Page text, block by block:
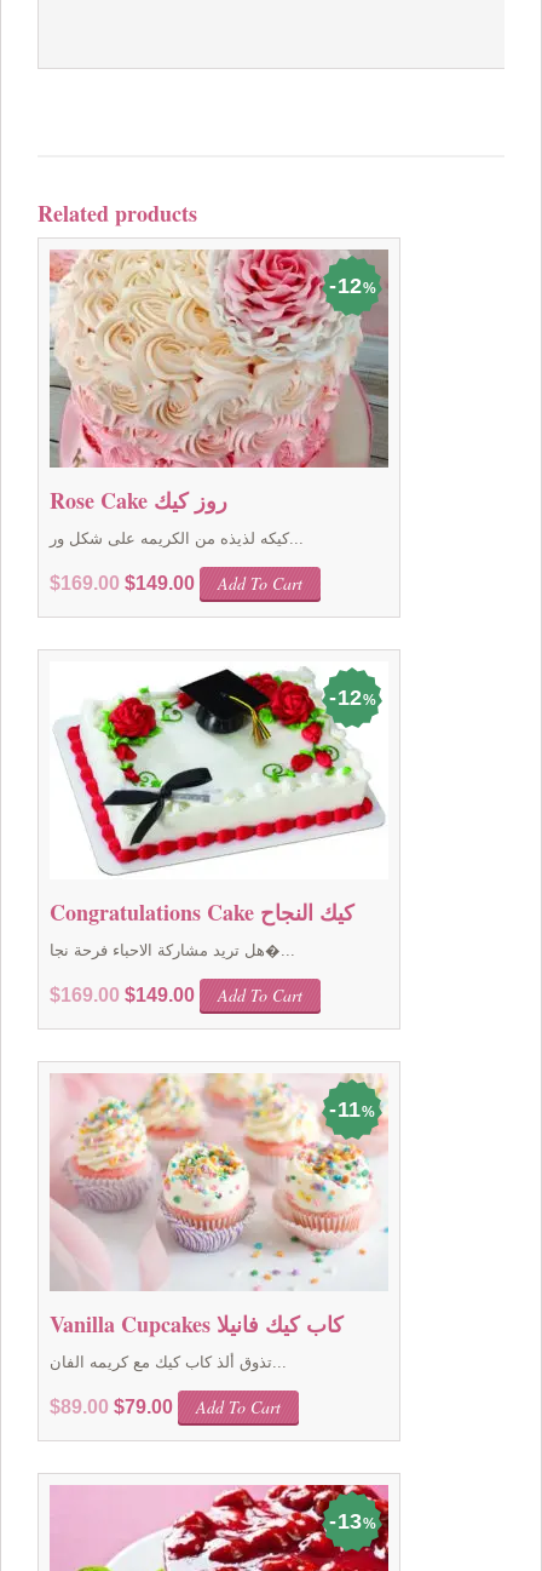
Related products
12%
Rose Cake روز كيك
كيكه لذيذه من الكريمه على شكل ور...
$169.00 Original
$169.00.
$149.00Current
price
$149.00.
Add To Cart
12%
Congratulations Cake كيك النجاح
هل تريد مشاركة الاحباء فرحة نجا�...
$169.00 Original
$169.00.
$149.00Current
price
$149.00.
Add To Cart
11%
Vanilla Cupcakes كاب كيك فانيلا
تذوق ألذ كاب كيك مع كريمه الفان...
$89.00 Original
$89.00.
$79.00Current
price
$79.00.
Add To Cart
13%